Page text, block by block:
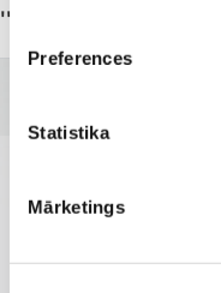
Preferences
Statistika
Mārketings
''Veselības centrs 4'' K.